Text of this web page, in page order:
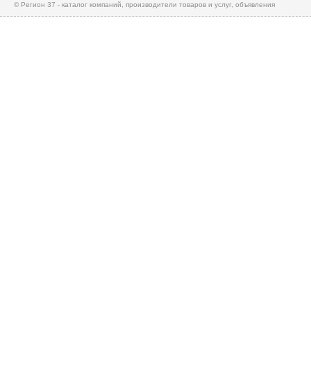
© Регион 37 - каталог компаний, производители товаров и услуг, объявления